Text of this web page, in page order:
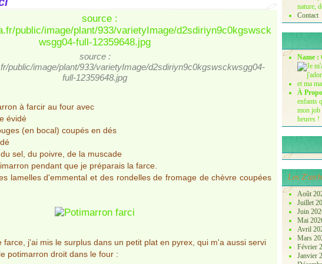
source :
public/image/plant/933/varietyImage/d2sdiriyn9c0kgswsckwsgg04-
full-12359648.jpg
à farcir au four avec
évidé
(en bocal) coupés en dés
sel, du poivre, de la muscade
pendant que je préparais la farce.
lamelles d'emmental et des rondelles de fromage de chèvre coupées
farce, j'ai mis le surplus dans un petit plat en pyrex, qui m'a aussi servi
potimarron droit dans le four :
nature,
Contact
Name :
À
enfants
mon job
heures !
Les
Août
Juillet
Juin
Mai
Avril
Mars
Février
Janvier